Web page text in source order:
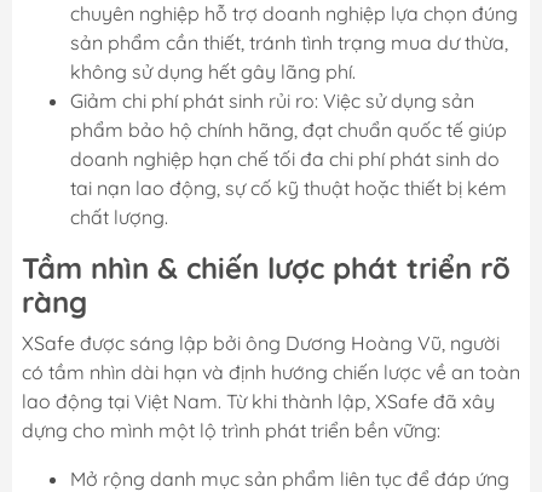
chuyên nghiệp hỗ trợ doanh nghiệp lựa chọn đúng
sản phẩm cần thiết, tránh tình trạng mua dư thừa,
không sử dụng hết gây lãng phí.
Giảm chi phí phát sinh rủi ro: Việc sử dụng sản
phẩm bảo hộ chính hãng, đạt chuẩn quốc tế giúp
doanh nghiệp hạn chế tối đa chi phí phát sinh do
tai nạn lao động, sự cố kỹ thuật hoặc thiết bị kém
chất lượng.
Tầm nhìn & chiến lược phát triển rõ
ràng
XSafe được sáng lập bởi ông Dương Hoàng Vũ, người
có tầm nhìn dài hạn và định hướng chiến lược về an toàn
lao động tại Việt Nam. Từ khi thành lập, XSafe đã xây
dựng cho mình một lộ trình phát triển bền vững:
Mở rộng danh mục sản phẩm liên tục để đáp ứng